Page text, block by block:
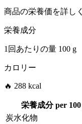
商品の栄養価を詳し
栄養成分
1回あたりの量 100 g
カロリー
🔥 288 kcal
栄養成分 per
炭水化物